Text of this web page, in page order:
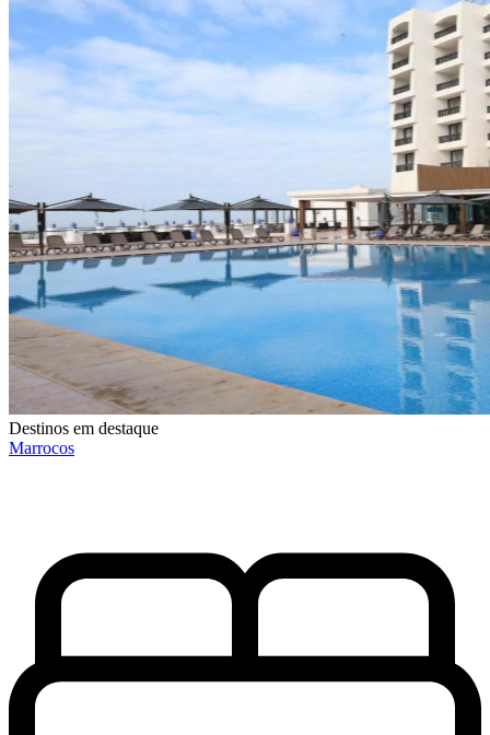
Destinos em destaque
Marrocos